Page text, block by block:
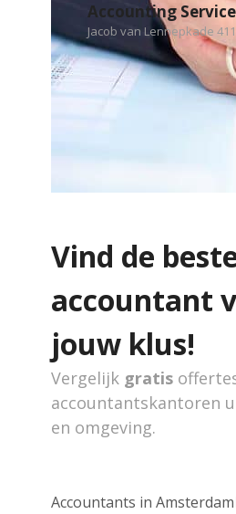
Accounting
Jacob van Lennepkade
Vind de
accountant
jouw klus!
Vergelijk gratis
accountantskantoren
en omgeving.
Accountants in Amsterdam